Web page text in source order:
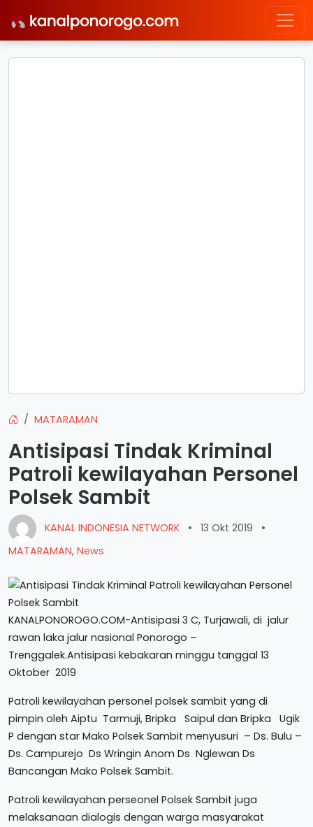
MATARAMAN
Antisipasi Tindak Kriminal
Patroli kewilayahan Personel
Polsek Sambit
KANAL INDONESIA NETWORK • 13 Okt 2019
•
MATARAMAN, News
KANALPONOROGO.COM-Antisipasi 3 C, Turjawali, di jalur
rawan laka jalur nasional Ponorogo –
Trenggalek.Antisipasi kebakaran minggu tanggal 13
Oktober 2019
Patroli kewilayahan personel polsek sambit yang di
pimpin oleh Aiptu Tarmuji, Bripka Saipul dan Bripka Ugik
P dengan star Mako Polsek Sambit menyusuri – Ds. Bulu –
Ds. Campurejo Ds Wringin Anom Ds Nglewan Ds
Bancangan Mako Polsek Sambit.
Patroli kewilayahan perseonel Polsek Sambit juga
melaksanaan dialogis dengan warga masyarakat